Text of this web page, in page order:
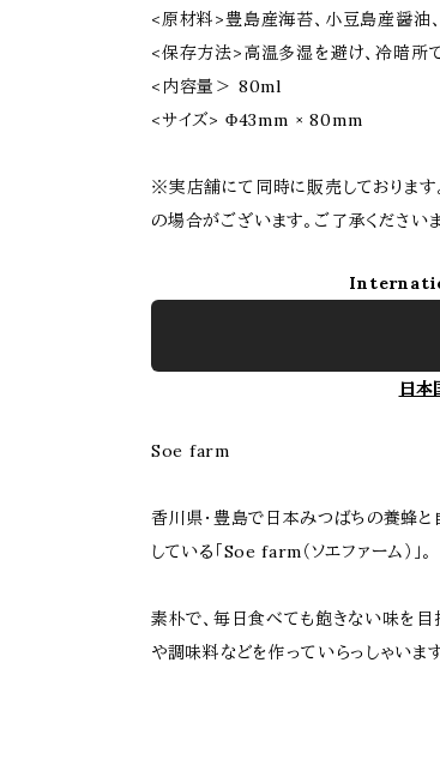
<原材料>豊島産海苔、小豆島産醤油
<保存方法>高温多湿を避け、冷暗所
<内容量＞ 80ml
<サイズ> Φ43mm × 80mm
※実店舗にて同時に販売しておりま
の場合がございます。ご了承くださいま
日本
Soe farm
香川県・豊島で日本みつばちの養蜂
している「Soe farm（ソエファーム）」。
素朴で、毎日食べても飽きない味を目
や調味料などを作っていらっしゃいます